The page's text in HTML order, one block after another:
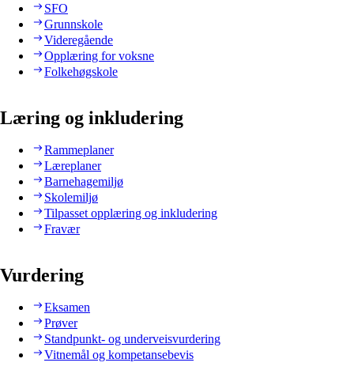
SFO
Grunnskole
Videregående
Opplæring for voksne
Folkehøgskole
Læring og inkludering
Rammeplaner
Læreplaner
Barnehagemiljø
Skolemiljø
Tilpasset opplæring og inkludering
Fravær
Vurdering
Eksamen
Prøver
Standpunkt- og underveisvurdering
Vitnemål og kompetansebevis